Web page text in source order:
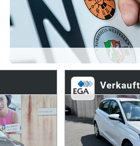
Verkauft